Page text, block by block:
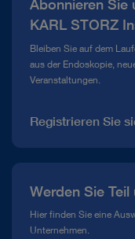
Compliance Hotline
Mediathek
Abonnieren Sie
KARL STORZ
Bleiben Sie auf dem
aus der Endoskopie,
Veranstaltungen.
Registrieren Sie
Werden Sie Teil
Hier finden Sie eine
Unternehmen.